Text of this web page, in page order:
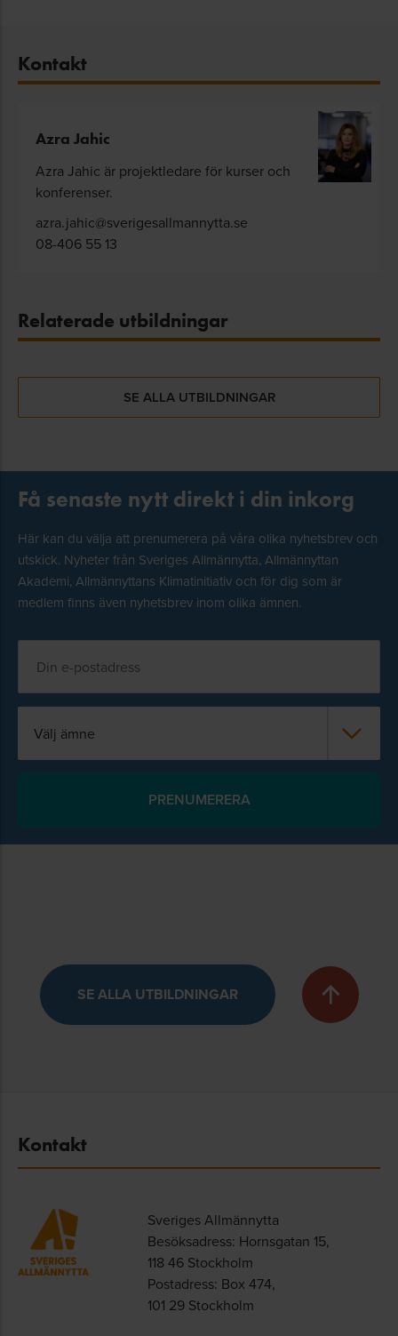
Kontakt
Azra Jahic
Azra Jahic är projektledare för kurser och
konferenser.
azra.jahic@sverigesallmannytta.se
08-406 55 13
Relaterade utbildningar
SE ALLA UTBILDNINGAR
Få senaste nytt direkt i din inkorg
Här kan du välja att prenumerera på våra olika nyhetsbrev och
utskick. Nyheter från Sveriges Allmännytta, Allmännyttan
Akademi, Allmännyttans Klimatinitiativ och för dig som är
medlem finns även nyhetsbrev inom olika ämnen.
Välj ämne
SE ALLA UTBILDNINGAR
Kontakt
Sveriges Allmännytta
Besöksadress: Hornsgatan 15,
118 46 Stockholm
Postadress: Box 474,
101 29 Stockholm